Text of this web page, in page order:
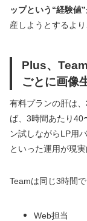
ップという“経験値”
産しようとするよ
Plus、
ごとに画像
有料プランの肝は、
ば、3時間あたり40
ン試しながらLP用
といった運用が現実
Teamは同じ3時間
Web担当